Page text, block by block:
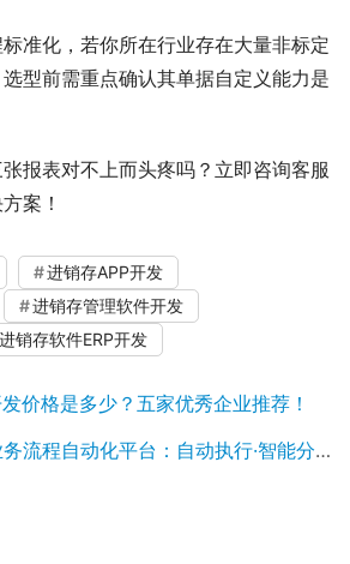
准化，若你所在行业存在大量非标定
型前需重点确认其单据自定义能力是
报表对不上而头疼吗？立即咨询客服
案！
进销存APP开发
进销存管理软件开发
进销存软件ERP开发
发价格是多少？五家优秀企业推荐！
台：自动执行·智能分析·自主决策·主动推送，助力组织业务运营流程自动化！